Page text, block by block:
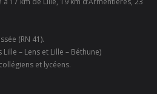
Culturel
(RN 41).
– Lens et Lille – Béthune)
et lycéens.